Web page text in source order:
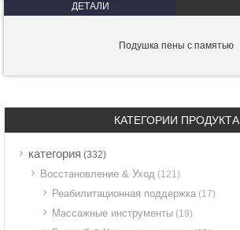
ДЕТАЛИ
Подушка пены с памятью
КАТЕГОРИИ ПРОДУКТА
категория (332)
Восстановление & Уход (121)
Реабилитационная поддержка (17)
Массажные инструменты (19)